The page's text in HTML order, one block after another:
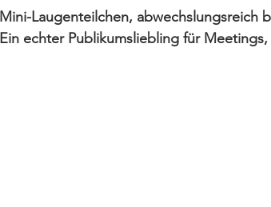
Mini-Laugenteilchen, abwechslungsreich
Ein echter Publikumsliebling für